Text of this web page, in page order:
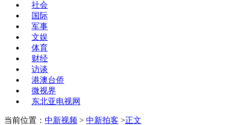
社会
国际
军事
文娱
体育
财经
访谈
港澳台侨
微视界
东北亚电视网
当前位置： 中新视频 > 中新拍客 >正文